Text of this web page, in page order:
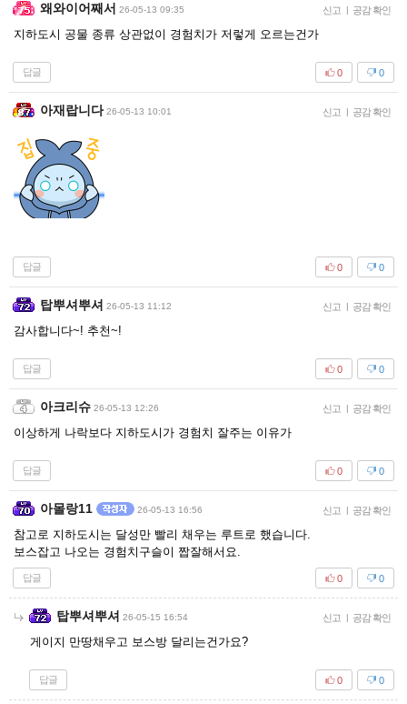
왜와이어째서 26-05-13 09:35 신고 공감 확인
지하도시 공물 종류 상관없이 경험치가 저렇게 오르는건가
답글 0
0
아재랍니다 26-05-13 10:01 신고 공감 확인
답글 0
0
탑뿌셔뿌셔 26-05-13 11:12 신고 공감 확인
감사합니다~! 추천~!
답글 0
0
아크리슈 26-05-13 12:26 신고 공감 확인
이상하게 나락보다 지하도시가 경험치 잘주는 이유가
답글 0
0
아몰랑11 26-05-13 16:56 신고 공감 확인
참고로 지하도시는 달성만 빨리 채우는 루트로 했습니다.
보스잡고 나오는 경험치구슬이 짭잘해서요.
답글 0
0
탑뿌셔뿌셔 26-05-15 16:54 신고 공감 확인
게이지 만땅채우고 보스방 달리는건가요?
답글 0
0